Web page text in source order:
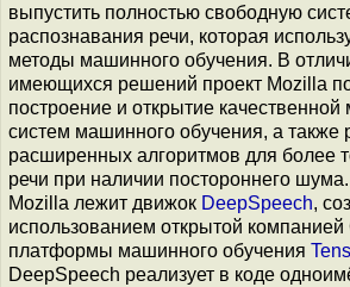
выпустить полностью свободную
распознавания речи, которая
методы машинного обучения. В
имеющихся решений проект Mozilla
построение и открытие качественной
систем машинного обучения, а также
расширенных алгоритмов для более
речи при наличии постороннего
Mozilla лежит движок DeepSpeech,
использованием открытой компанией
платформы машинного обучения
DeepSpeech реализует в коде